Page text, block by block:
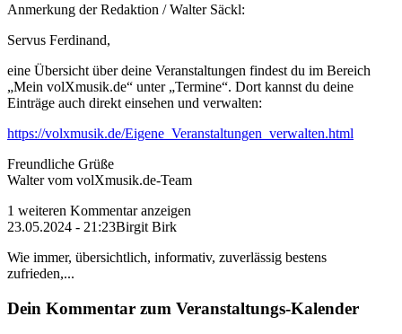
Anmerkung der Redaktion /Walter Säckl:
Servus Ferdinand,
eine Übersicht über deine Veranstaltungen findest du im Bereich
„Mein volXmusik.de“ unter „Termine“. Dort kannst du deine
Einträge auch direkt einsehen und verwalten:
https://volxmusik.de/Eigene_Veranstaltungen_verwalten.html
Freundliche Grüße
Walter vom volXmusik.de-Team
1 weiteren Kommentar anzeigen
23.05.2024 - 21:23Birgit Birk
Wie immer, übersichtlich, informativ, zuverlässig bestens
zufrieden,...
Dein Kommentar zum Veranstaltungs-Kalender